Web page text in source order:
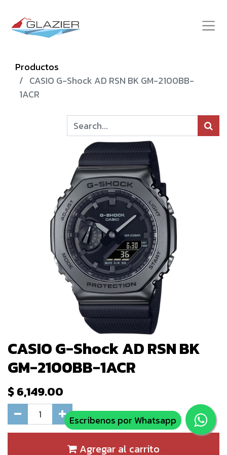
Productos
CASIO G-Shock AD RSN BK GM-2100BB-
1ACR
CASIO G-Shock AD RSN BK
GM-2100BB-1ACR
$6,149.00
Agregar al carrito
Escribenos por Whatsapp